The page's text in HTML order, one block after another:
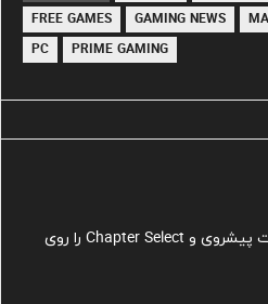
FREE GAMES
GAMING NEWS
PC
PRIME GAMING
آپدیت جدید Replaced مشکلات پیشروی و Chapter Select را روی